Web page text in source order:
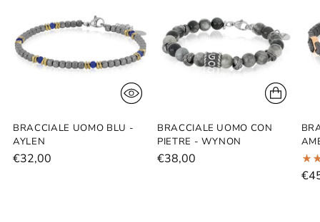
carrello...
BRACCIALE UOMO BLU -
AYLEN
€32,00
BRACCIALE UOMO CON
PIETRE - WYNON
€38,00